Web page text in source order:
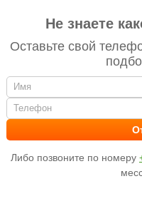
Не знаете
Оставьте свой
Либо позвоните по номеру